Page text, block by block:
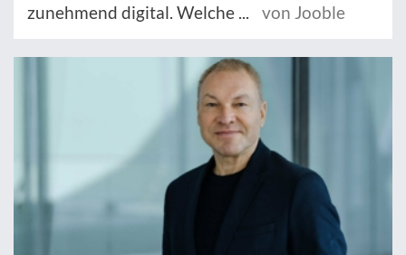
zunehmend digital. Welche ...
von Jooble